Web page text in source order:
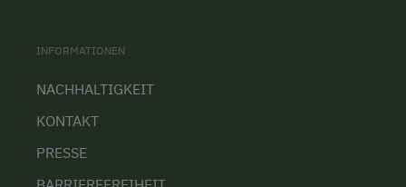
INFORMATIONEN
NACHHALTIGKEIT
KONTAKT
PRESSE